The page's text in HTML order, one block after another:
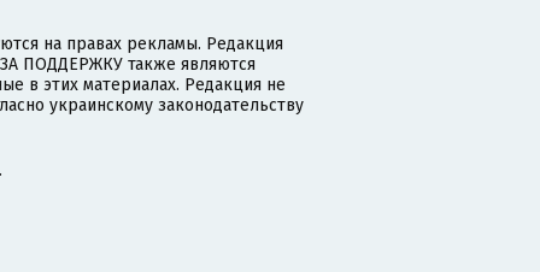
на правах рекламы. Редакция
ПОДДЕРЖКУ также являются
в этих материалах. Редакция не
украинскому законодательству